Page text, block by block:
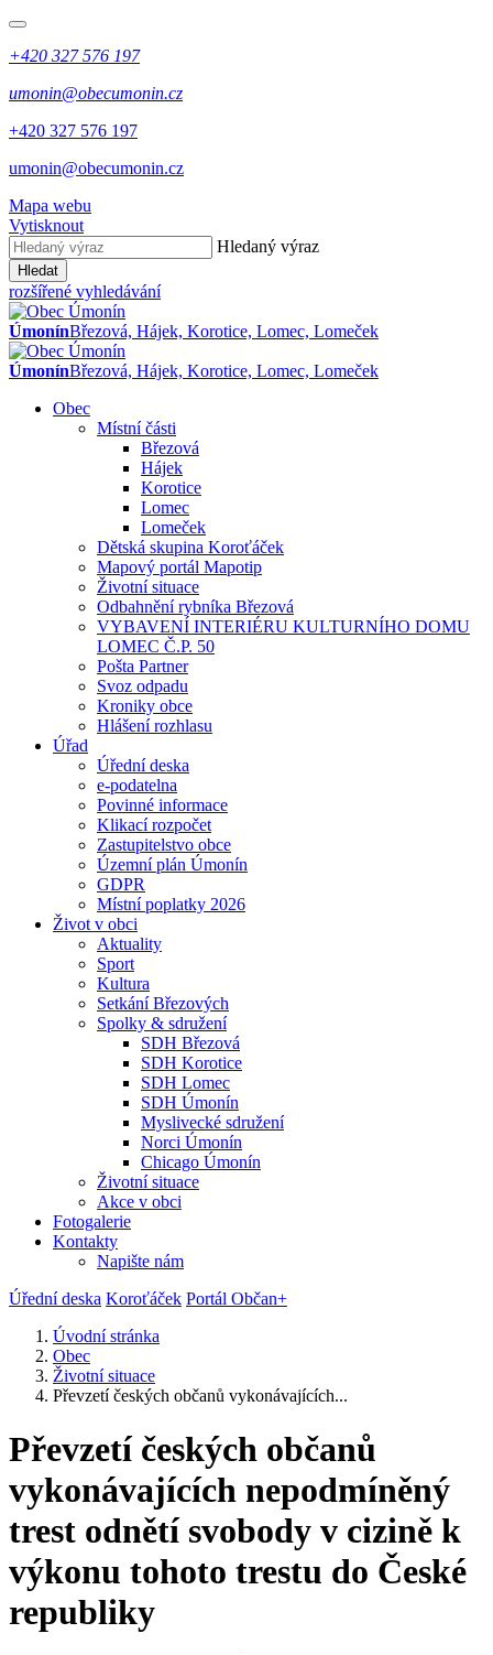
+420 327 576 197
umonin@obecumonin.cz
+420 327 576 197
umonin@obecumonin.cz
Mapa webu
Vytisknout
Hledaný výraz
Hledat
rozšířené vyhledávání
ÚmonínBřezová, Hájek, Korotice, Lomec, Lomeček
ÚmonínBřezová, Hájek, Korotice, Lomec, Lomeček
Obec
Místní části
Březová
Hájek
Korotice
Lomec
Lomeček
Dětská skupina Koroťáček
Mapový portál Mapotip
Životní situace
Odbahnění rybníka Březová
VYBAVENÍ INTERIÉRU KULTURNÍHO DOMU
LOMEC Č.P. 50
Pošta Partner
Svoz odpadu
Kroniky obce
Hlášení rozhlasu
Úřad
Úřední deska
e-podatelna
Povinné informace
Klikací rozpočet
Zastupitelstvo obce
Územní plán Úmonín
GDPR
Místní poplatky 2026
Život v obci
Aktuality
Sport
Kultura
Setkání Březových
Spolky & sdružení
SDH Březová
SDH Korotice
SDH Lomec
SDH Úmonín
Myslivecké sdružení
Norci Úmonín
Chicago Úmonín
Životní situace
Akce v obci
Fotogalerie
Kontakty
Napište nám
Úřední deska Koroťáček Portál Občan+
Úvodní stránka
Obec
Životní situace
Převzetí českých občanů vykonávajících...
Převzetí českých občanů
vykonávajících nepodmíněný
trest odnětí svobody v cizině k
výkonu tohoto trestu do České
republiky